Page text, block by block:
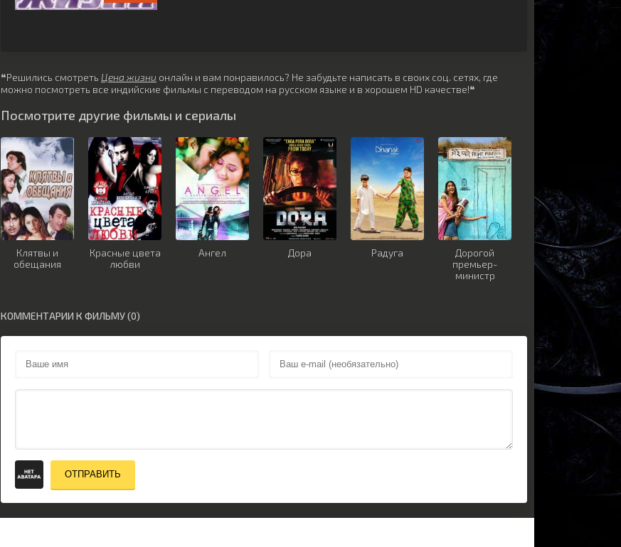
❝Решились смотреть Цена жизни онлайн и вам понравилось? Не забудьте написать в своих соц. сетях, где
можно посмотреть все индийские фильмы с переводом на русском языке и в хорошем HD качестве!❝
Посмотрите другие фильмы и сериалы
Клятвы и
обещания
Красные цвета
любви
Ангел Дора Радуга
Дорогой
премьер-
министр
КОММЕНТАРИИ К ФИЛЬМУ (0)
ОТПРАВИТЬ